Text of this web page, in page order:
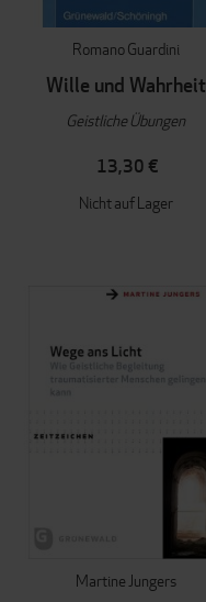
Romano Guardini
Wille und Wahrheit
Geistliche Übungen
13,30 €
Nicht auf Lager
Martine Jungers